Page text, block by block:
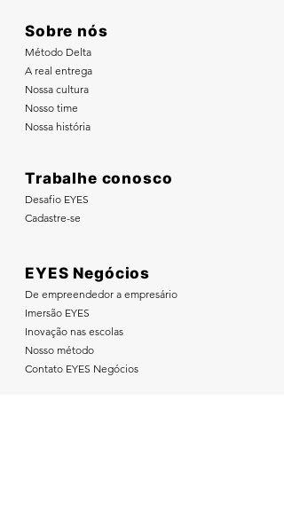
Sobre nós
Método Delta
A real entrega
Nossa cultura
Nosso time
Nossa história
Trabalhe conosco
Desafio EYES
Cadastre-se
EYES Negócios
De empreendedor a empresário
Imersão EYES
Inovação nas escolas
Nosso método
Contato EYES Negócios